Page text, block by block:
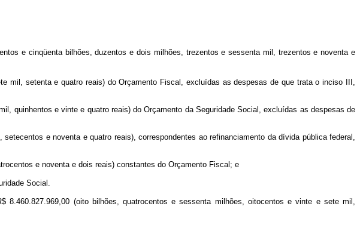
e cinqüenta bilhões, duzentos e dois milhões, trezentos e sessenta mil, trezentos e noventa e
setenta e quatro reais) do Orçamento Fiscal, excluídas as despesas de que trata o inciso III,
quinhentos e vinte e quatro reais) do Orçamento da Seguridade Social, excluídas as despesas de
e noventa e quatro reais), correspondentes ao refinanciamento da dívida pública federal,
e noventa e dois reais) constantes do Orçamento Fiscal; e
Social.
(oito bilhões, quatrocentos e sessenta milhões, oitocentos e vinte e sete mil,